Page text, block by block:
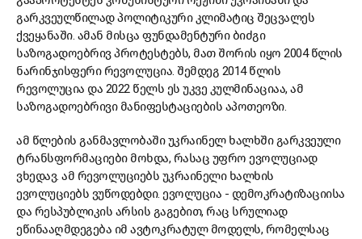
გარკვეულწილად პოლიტიკური კლიმატიც შეცვალეს
ქვეყანაში. ამან მისცა ფუნდამენტური ბიძგი
საზოგადოებრივ პროტესტებს, მათ შორის იყო 2004 წლის
ნარინჯისფერი რევოლუცია. შემდეგ 2014 წლის
რევოლუცია და 2022 წელს ეს უკვე კულმინაციაა, ამ
საზოგადოებრივი მანიფესტაციების აპოთეოზი.
ამ წლების განმავლობაში უკრაინელ ხალხში გარკვეული
ტრანსფორმაციები მოხდა, რასაც უფრო ევოლუციად
ვხედავ. ამ რევოლუციებს უკრაინელი ხალხის
ევოლუციებს ვუწოდებდი. ევოლუცია - დემოკრატიზაციისა
და რესპუბლიკის არსის გაგებით, რაც სრულიად
ეწინააღმდეგება იმ ავტოკრატულ მოდელს, რომელსაც